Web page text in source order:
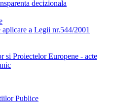
decizionala
aplicare a Legii nr.544/2001
si Proiectelor Europene - acte
Publice